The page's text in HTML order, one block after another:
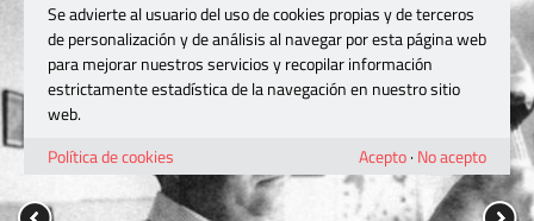
Se advierte al usuario del uso de cookies propias y de terceros
de personalización y de análisis al navegar por esta página web
para mejorar nuestros servicios y recopilar información
estrictamente estadística de la navegación en nuestro sitio
web.
Política de cookies
Acepto· No acepto